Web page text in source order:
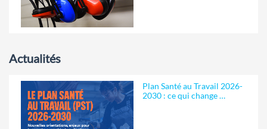
Actualités
Plan Santé au Travail 2026-
2030 : ce qui change …